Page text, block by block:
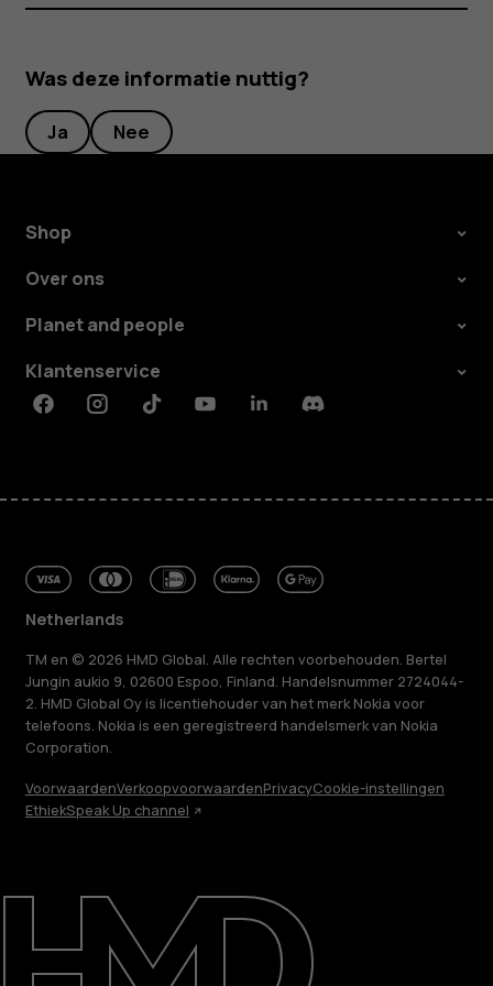
Herstellen, hergebruiken, recyclen
Duurzaamheid
Klantenservice
Was deze informatie nuttig?
Ja Nee
Shop
Over ons
Planet and people
Klantenservice
FacebookInstagramTiktokYoutubeLinkedinDiscord
Netherlands
TM en © 2026 HMD Global. Alle rechten voorbehouden. Bertel
Jungin aukio 9, 02600 Espoo, Finland. Handelsnummer 2724044-
2. HMD Global Oy is licentiehouder van het merk Nokia voor
telefoons. Nokia is een geregistreerd handelsmerk van Nokia
Corporation.
VoorwaardenVerkoopvoorwaardenPrivacyCookie-instellingen
EthiekSpeak Up channel